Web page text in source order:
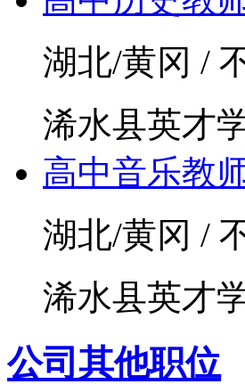
湖北/黄冈 /
浠水县英才
高中音乐教
湖北/黄冈 /
浠水县英才
公司其他职位